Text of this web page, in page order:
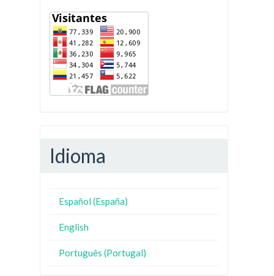
Idioma
Español (España)
English
Português (Portugal)